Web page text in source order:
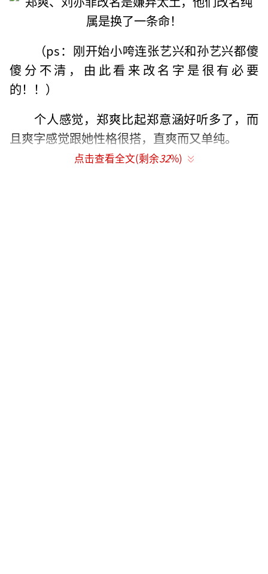
（ps：刚开始小咵连张艺兴和孙艺兴都傻
傻分不清，由此看来改名字是很有必要
的！！）
个人感觉，郑爽比起郑意涵好听多了，而
且爽字感觉跟她性格很搭，直爽而又单纯。
点击查看全文(剩余32%)